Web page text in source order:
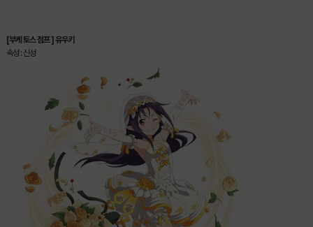
[부케 토스 점프 ] 유우키
속성 : 신성